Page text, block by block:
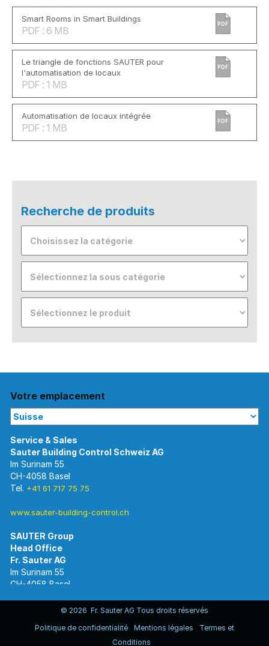
Smart Rooms in Smart Buildings
PDF : 6 MB
PDF
Le triangle de fonctions SAUTER pour
l'automatisation de locaux
PDF : 1 MB
PDF
Automatisation de locaux intégrée
PDF : 1 MB
PDF
Recherche de produits
Votre emplacement
Im Surinam 55
CH-4058 Basel
Tel. +41 61 717 75 75
www.sauter-building-control.ch
SAUTER Group
Head Office
Im Surinam 55
CH-4058 Basel
www.sauter-controls.com© 2026 Fr. Sauter AG Tous droits réservés
Politique de confidentialité
Mentions légales
Termes et
Conditions